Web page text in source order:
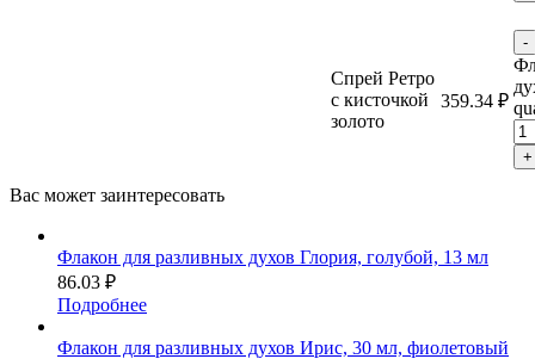
Спрей Ретро
с кисточкой
золото
359.34 ₽
-
+
Вас может заинтересовать
Флакон для разливных духов Глория, голубой, 13 мл
86.03 ₽
Подробнее
Флакон для разливных духов Ирис, 30 мл, фиолетовый